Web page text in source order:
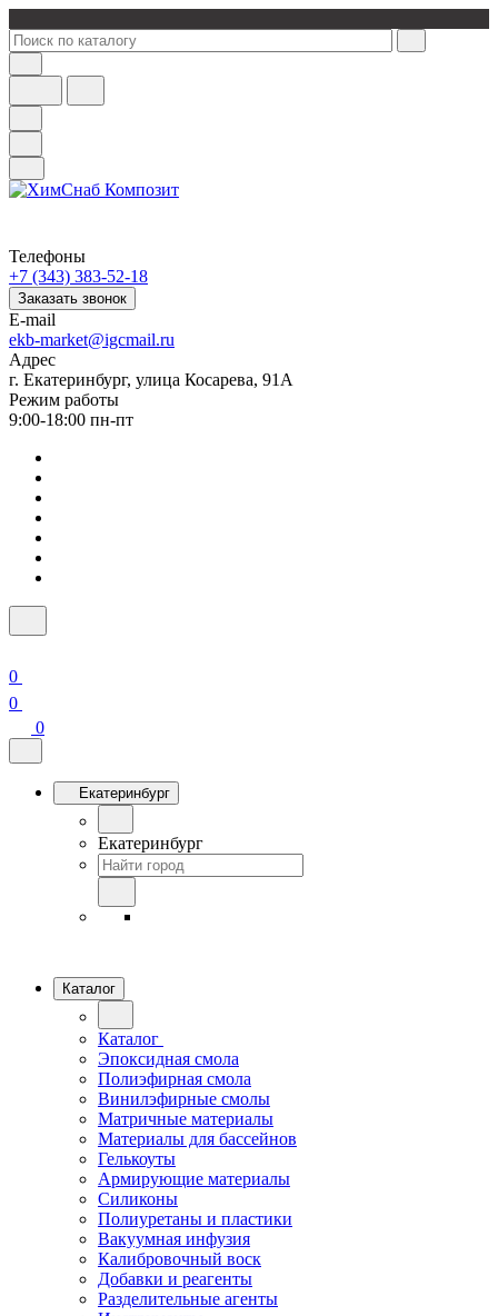
Телефоны
+7 (343) 383-52-18
Заказать звонок
E-mail
ekb-market@igcmail.ru
Адрес
г. Екатеринбург, улица Косарева, 91А
Режим работы
9:00-18:00 пн-пт
0
0
0
Екатеринбург
Екатеринбург
Каталог
Каталог
Эпоксидная смола
Полиэфирная смола
Винилэфирные смолы
Матричные материалы
Материалы для бассейнов
Гелькоуты
Армирующие материалы
Силиконы
Полиуретаны и пластики
Вакуумная инфузия
Калибровочный воск
Добавки и реагенты
Разделительные агенты